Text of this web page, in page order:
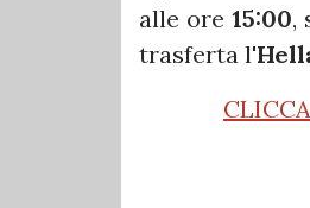
alle ore15:00,
trasferta l'